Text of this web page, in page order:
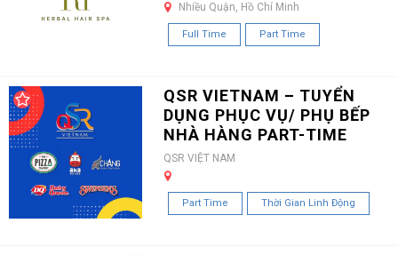
Nhiều Quận, Hồ Chí Minh
Full Time Part Time
QSR VIETNAM – TUYỂN
DỤNG PHỤC VỤ/ PHỤ BẾP
NHÀ HÀNG PART-TIME
QSR VIỆT NAM
Part Time Thời Gian Linh Động